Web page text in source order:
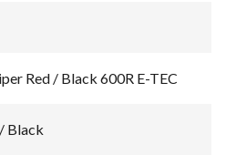
Red / Black 600R E-TEC
Black